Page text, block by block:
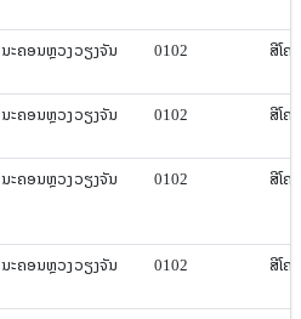
ນະຄອນຫຼວງ​ວຽງ​ຈັນ 0102 ສີ​ໂຄ
ນະຄອນຫຼວງ​ວຽງ​ຈັນ 0102 ສີ​ໂຄ
ນະຄອນຫຼວງ​ວຽງ​ຈັນ 0102 ສີ​ໂຄ
ນະຄອນຫຼວງ​ວຽງ​ຈັນ 0102 ສີ​ໂຄ